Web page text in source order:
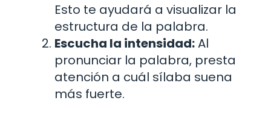
Esto te ayudará a visualizar la
estructura de la palabra.
Escucha la intensidad:Al
pronunciar la palabra, presta
atención a cuál sílaba suena
más fuerte.